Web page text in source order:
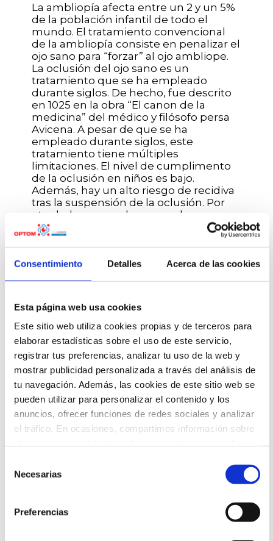
Consentimiento Detalles Acerca de las cookies
Esta página web usa cookies
Este sitio web utiliza cookies propias y de terceros para
elaborar estadísticas sobre el uso de este servicio,
registrar tus preferencias, analizar tu uso de la web y
mostrar publicidad personalizada a través del análisis de
tu navegación. Además, las cookies de este sitio web se
pueden utilizar para personalizar el contenido y los
anuncios, ofrecer funciones de redes sociales y analizar
el tráfico. En ocasiones, compartimos información sobre
ubicados en países fuera del EEE, quienes pueden
proporcionado o que hayan recopilado a partir del uso
que hayas hecho de sus servicios.
Necesarias
Preferencias
La ambliopía afecta entre un 2 y un 5%
de la población infantil de todo el
mundo. El tratamiento convencional
de la ambliopía consiste en penalizar el
ojo sano para “forzar” al ojo ambliope.
La oclusión del ojo sano es un
tratamiento que se ha empleado
durante siglos. De hecho, fue descrito
en 1025 en la obra “El canon de la
medicina” del médico y filósofo persa
Avicena. A pesar de que se ha
empleado durante siglos, este
tratamiento tiene múltiples
limitaciones. El nivel de cumplimento
de la oclusión en niños es bajo.
Además, hay un alto riesgo de recidiva
tras la suspensión de la oclusión. Por
otro lado, en muchos casos la
ambliopía no se diagnostica durante la
infancia y en adultos es menos efectivo
el tratamiento mediante
oclusión/penalización.
En los últimos años un grupo de
de la State University of New York
(SUNY) liderado por el Prof. José
Manuel Alonso ha encontrado
sorprendentes hallazgos sobre el
efecto de la ambliopía a nivel del
procesamiento cerebral que pueden
abrir nuevas puertas para su
tratamiento.